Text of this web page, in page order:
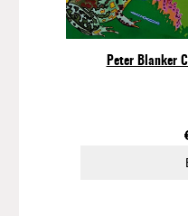
Peter Blanker